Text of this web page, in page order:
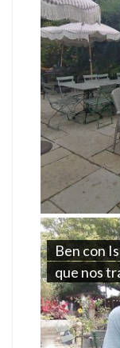
Ben con
que nos